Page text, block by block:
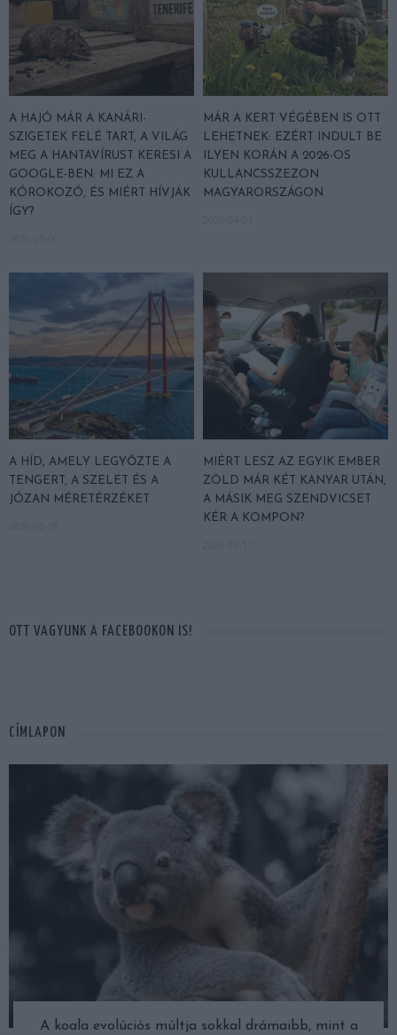
A HAJÓ MÁR A KANÁRI-
SZIGETEK FELÉ TART, A VILÁG
MEG A HANTAVÍRUST KERESI A
GOOGLE-BEN: MI EZ A
KÓROKOZÓ, ÉS MIÉRT HÍVJÁK
ÍGY?
MÁR A KERT VÉGÉBEN IS OTT
LEHETNEK: EZÉRT INDULT BE
ILYEN KORÁN A 2026-OS
KULLANCSSZEZON
MAGYARORSZÁGON
A HÍD, AMELY LEGYŐZTE A
TENGERT, A SZELET ÉS A
JÓZAN MÉRETÉRZÉKET
MIÉRT LESZ AZ EGYIK EMBER
ZÖLD MÁR KÉT KANYAR UTÁN,
A MÁSIK MEG SZENDVICSET
KÉR A KOMPON?
OTT VAGYUNK A FACEBOOKON IS!
CÍMLAPON
A koala evolúciós múltja sokkal drámaibb, mint a